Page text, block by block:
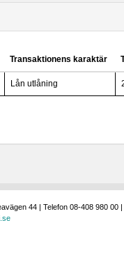
Transaktionens karaktär
Lån utlåning
44 | Telefon 08-408 980 00 |